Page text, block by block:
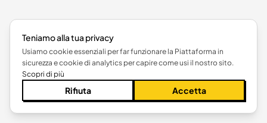
Teniamo alla tua privacy
Usiamo cookie essenziali per far funzionare la Piattaforma in
sicurezza e cookie di analytics per capire come usi il nostro sito.
Scopri di più
Rifiuta Accetta